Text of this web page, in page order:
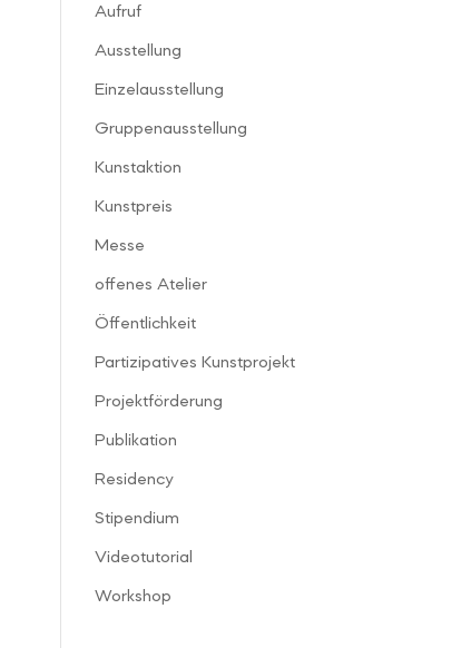
Aufruf
Ausstellung
Einzelausstellung
Gruppenausstellung
Kunstaktion
Kunstpreis
Messe
offenes Atelier
Öffentlichkeit
Partizipatives Kunstprojekt
Projektförderung
Publikation
Residency
Stipendium
Videotutorial
Workshop